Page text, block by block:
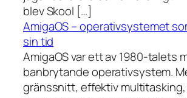
blev Skool […]
AmigaOS – operativsystemet
sin tid
AmigaOS var ett av 1980-talets
banbrytande operativsystem.
gränssnitt, effektiv